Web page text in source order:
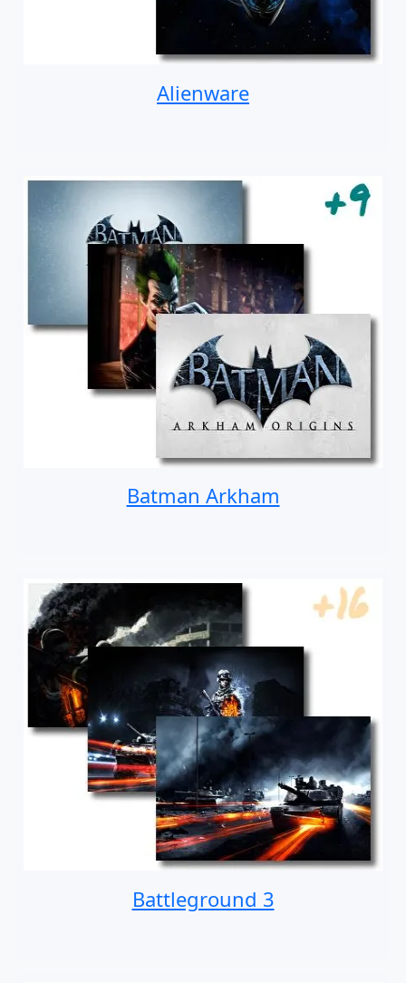
Alienware
Batman Arkham
Battleground 3